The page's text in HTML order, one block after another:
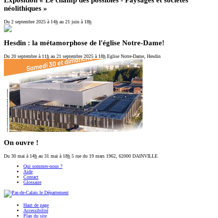
néolithiques »
Du 2 septembre 2025 à 14h au 21 juin à 18h
Hesdin : la métamorphose de l'église Notre-Dame!
Du 20 septembre à 11h au 21 septembre 2025 à 18h Eglise Notre-Dame, Hesdin
On ouvre !
Du 30 mai à 14h au 31 mai à 18h 5 rue du 19 mars 1962, 62000 DAINVILLE
Qui sommes-nous ?
Aide
Contact
Glossaire
Haut de page
Accessibilité
Plan du site